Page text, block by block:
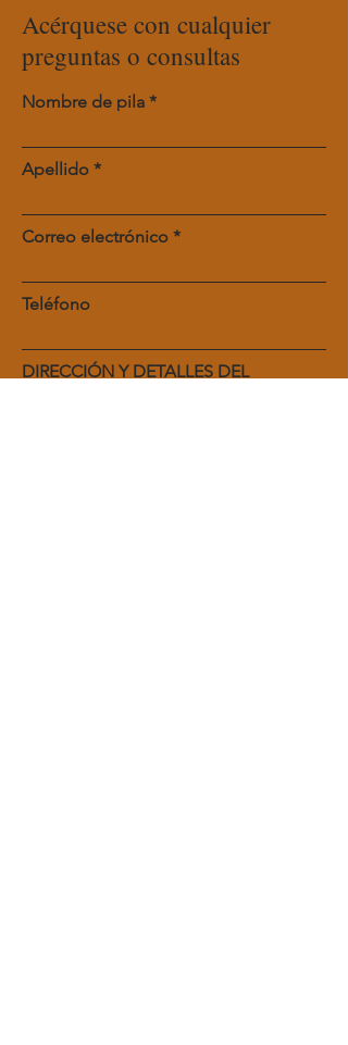
Acérquese con cualquier
preguntas o consultas
Nombre de pila
Apellido
Correo electrónico
Teléfono
DIRECCIÓN Y DETALLES DEL